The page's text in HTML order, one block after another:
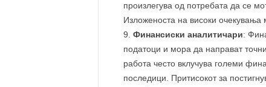
произлегува од потребата да се
Изложеноста на високи очекувања
Финансиски аналитичари:
податоци и мора да направат
работа често вклучува големи
последици. Притисокот за